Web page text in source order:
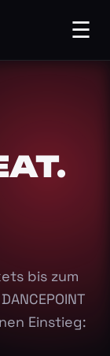
☰
bis zum
Einstieg: